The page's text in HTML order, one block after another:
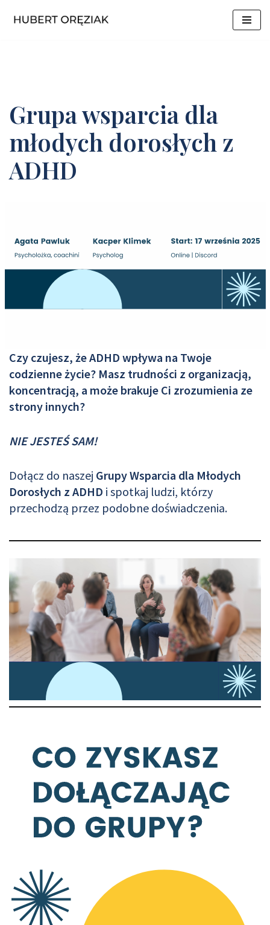
Grupa wsparcia dla
młodych dorosłych z
ADHD
Czy czujesz, że ADHD wpływa na Twoje
codzienne życie? Masz trudności z organizacją,
koncentracją, a może brakuje Ci zrozumienia ze
strony innych?
NIE JESTEŚ SAM!
Dołącz do naszej Grupy Wsparcia dla Młodych
Dorosłych z ADHD i spotkaj ludzi, którzy
przechodzą przez podobne doświadczenia.